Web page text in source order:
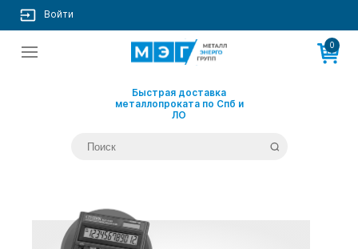
Войти
Быстрая доставка
металлопроката по Спб и
ЛО
0